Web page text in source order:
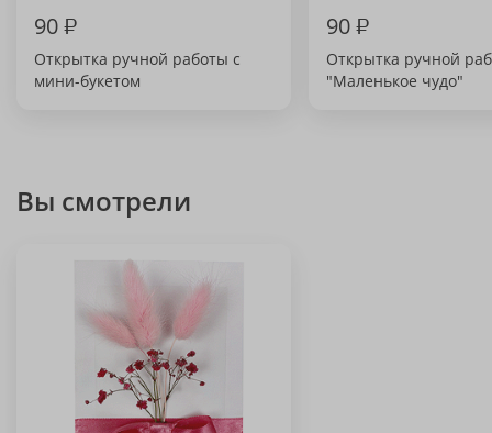
90₽
Открытка ручной работы с
мини-букетом
90₽
Открытка ручной
"Маленькое чудо"
Вы смотрели